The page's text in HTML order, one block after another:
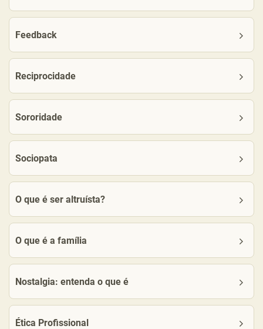
Feedback
Reciprocidade
Sororidade
Sociopata
O que é ser altruísta?
O que é a família
Nostalgia: entenda o que é
Ética Profissional